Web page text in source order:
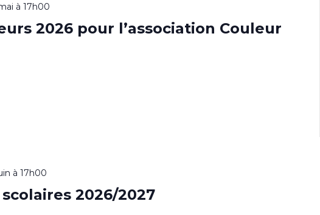
à 17h00
2026 pour l’association Couleur
à 17h00
2026/2027